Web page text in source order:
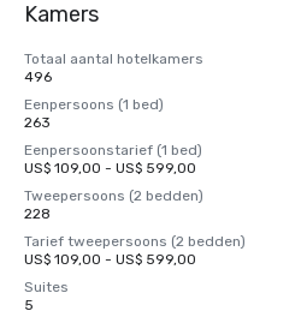
Kamers
Totaal aantal hotelkamers
496
Eenpersoons (1 bed)
263
Eenpersoonstarief (1 bed)
US$ 109,00 - US$ 599,00
Tweepersoons (2 bedden)
228
Tarief tweepersoons (2 bedden)
US$ 109,00 - US$ 599,00
Suites
5